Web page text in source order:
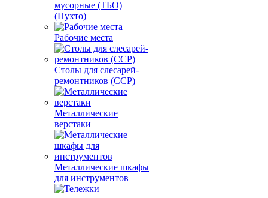
мусорные (ТБО)
(Пухто)
Рабочие места
Столы для слесарей-
ремонтников (ССР)
Металлические
верстаки
Металлические шкафы
для инструментов